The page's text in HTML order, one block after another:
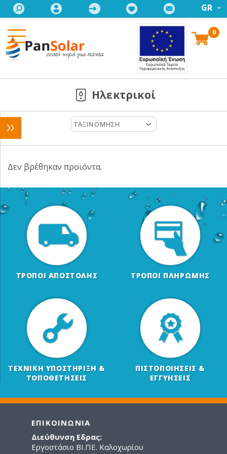
GR
0
Ηλεκτρικοί
ΤΑΞΙΝΟΜΗΣΗ
Δεν βρέθηκαν προϊόντα.
ΤΡΟΠΟΙ ΑΠΟΣΤΟΛΗΣ ΤΡΟΠΟΙ ΠΛΗΡΩΜΗΣ
ΤΕΧΝΙΚΗ ΥΠΟΣΤΗΡΙΞΗ &
ΤΟΠΟΘΕΤΗΣΕΙΣ
ΠΙΣΤΟΠΟΙΗΣΕΙΣ &
ΕΓΓΥΗΣΕΙΣ
ΕΠΙΚΟΙΝΩΝΙΑ
Διεύθυνση Εδρας:
Εργοστάσιο ΒΙ.ΠΕ. Καλοχωρίου